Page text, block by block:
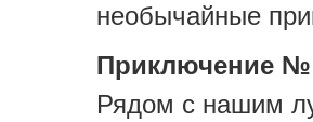
необычайные
Приключение №
Рядом с нашим